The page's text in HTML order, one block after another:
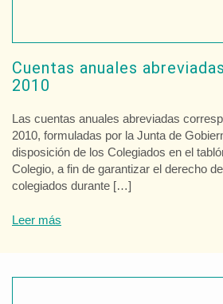
Cuentas anuales
2010
Las cuentas anuales abreviadas
2010, formuladas por la Junta de
disposición de los Colegiados en el
Colegio, a fin de garantizar el derecho
colegiados durante […]
Leer más